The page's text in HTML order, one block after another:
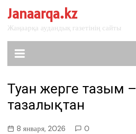
содержанию
Janaarqa.kz
Жаңаарқа аудандық газетінің сайты
Туған жерге тағзым –
тазалықтан
8 января, 2026 0